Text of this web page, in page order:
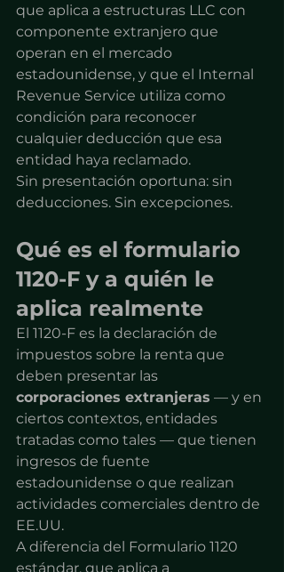
que aplica a estructuras LLC con
componente extranjero que
operan en el mercado
estadounidense, y que el Internal
Revenue Service utiliza como
condición para reconocer
cualquier deducción que esa
entidad haya reclamado.
Sin presentación oportuna: sin
deducciones. Sin excepciones.
Qué es el formulario
1120-F y a quién le
aplica realmente
El 1120-F es la declaración de
impuestos sobre la renta que
deben presentar las
corporaciones extranjeras — y en
ciertos contextos, entidades
tratadas como tales — que tienen
ingresos de fuente
estadounidense o que realizan
actividades comerciales dentro de
EE.UU.
A diferencia del Formulario 1120
estándar, que aplica a